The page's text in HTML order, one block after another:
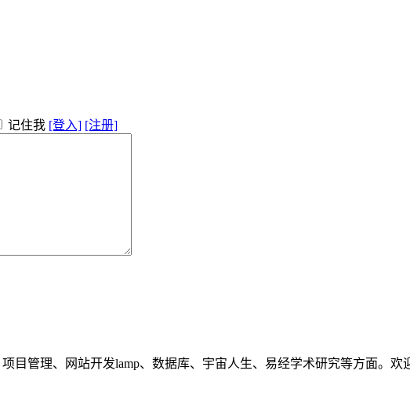
记住我 [登入] [注册]
目管理、网站开发lamp、数据库、宇宙人生、易经学术研究等方面。欢